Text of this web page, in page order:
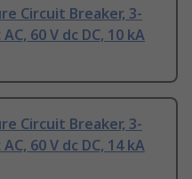
Circuit Breaker, 3-
60 V dc DC, 10 kA
Circuit Breaker, 3-
60 V dc DC, 14 kA